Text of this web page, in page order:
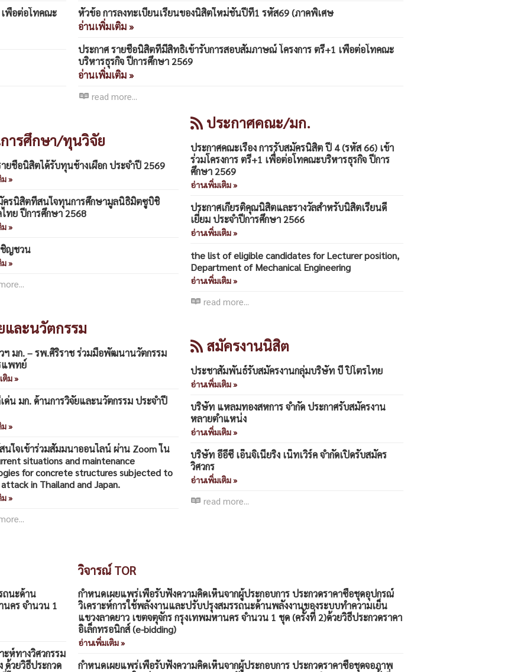
เพื่อต่อโทคณะ
หัวข้อ การลงทะเบียนเรียนของนิสิตใหม่ชั้นปีที่1 รหัส69 (ภาคพิเศษ
อ่านเพิ่มเติม »
ประกาศ รายชื่อนิสิตที่มีสิทธิ์เข้ารับการสอบสัมภาษณ์ โครงการ ตรี+1 เพื่อต่อโทคณะ
บริหารธุรกิจ ปีการศึกษา 2569
อ่านเพิ่มเติม »
read more...
ารศึกษา/ทุนวิจัย
ยชื่อนิสิตได้รับทุนช้างเผือก ประจำปี 2569
»
ครนิสิตที่สนใจทุนการศึกษามูลนิธิมิตซูบิชิ
ทย ปีการศึกษา 2568
»
ชิญชวน
»
ประกาศคณะ/มก.
ประกาศคณะเรื่อง การรับสมัครนิสิต ปี 4 (รหัส 66) เข้า
ร่วมโครงการ ตรี+1 เพื่อต่อโทคณะบริหารธุรกิจ ปีการ
ศึกษา 2569
อ่านเพิ่มเติม »
ประกาศเกียรติคุณนิสิตและรางวัลสำหรับนิสิตเรียนดี
เยี่ยม ประจำปีการศึกษา 2566
อ่านเพิ่มเติม »
the list of eligible candidates for Lecturer position,
Department of Mechanical Engineering
อ่านเพิ่มเติม »
read more...
ละนวัตกรรม
ฯ มก. – รพ.ศิริราช ร่วมมือพัฒนานวัตกรรม
แพทย์
ติม »
ด่น มก. ด้านการวิจัยและนวัตกรรม ประจำปี
»
นใจเข้าร่วมสัมมนาออนไลน์ ผ่าน Zoom ใน
situations and maintenance
for concrete structures subjected to
in Thailand and Japan.
»
สมัครงานนิสิต
ประชาสัมพันธ์รับสมัครงานกลุ่มบริษัท บี ปิโตรไทย
อ่านเพิ่มเติม »
บริษัท แหลมทองสหการ จำกัด ประกาศรับสมัครงาน
หลายตำแหน่ง
อ่านเพิ่มเติม »
บริษัท อีอีซี เอ็นจิเนียริ่ง เน็ทเวิร์ค จำกัดเปิดรับสมัคร
วิศวกร
อ่านเพิ่มเติม »
read more...
ถนะด้าน
นคร จำนวน 1
ะห์ทางวิศวกรรม
ด้วยวิธีประกวด
วิจารณ์ TOR
กำหนดเผยแพร่เพื่อรับฟังความคิดเห็นจากผู้ประกอบการ ประกวดราคาซื้อชุดอุปกรณ์
วิเคราะห์การใช้พลังงานและปรับปรุงสมรรถนะด้านพลังงานของระบบทำความเย็น
แขวงลาดยาว เขตจตุจักร กรุงเทพมหานคร จำนวน 1 ชุด (ครั้งที่ 2)ด้วยวิธีประกวดราคา
อิเล็กทรอนิกส์ (e-bidding)
อ่านเพิ่มเติม »
กำหนดเผยแพร่เพื่อรับฟังความคิดเห็นจากผู้ประกอบการ ประกวดราคาซื้อชุดจอภาพ